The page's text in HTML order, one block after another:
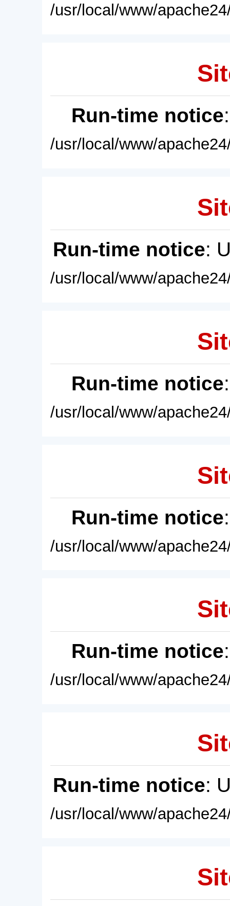
/usr/local/www/
Run-time notice
/usr/local/www/
Run-time notice:
/usr/local/www/
Run-time notice
/usr/local/www/
Run-time notice
/usr/local/www/
Run-time notice
/usr/local/www/
Run-time notice:
/usr/local/www/